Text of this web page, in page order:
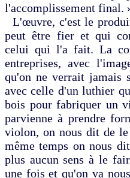
l'accomplissement final.
L'œuvre, c'est le
peut être fier et qui
celui qui l'a fait. La
entreprises, avec
qu'on ne verrait
avec celle d'un luthier
bois pour fabriquer un
parvienne à prendre
violon, on nous dit de
même temps on nous
plus aucun sens à le
une fois et qu'on va